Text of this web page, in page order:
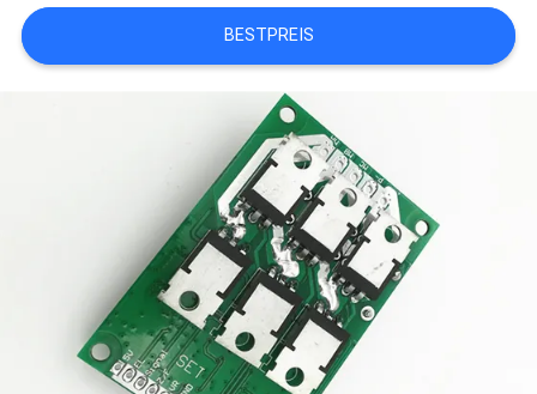
FÄLLE
DATENSCHUTZRICHTLINIE
BESTPREIS